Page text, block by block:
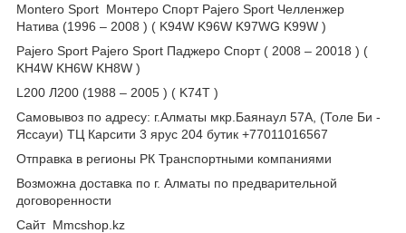
Montero Sport Монтеро Спорт Pajero Sport Челленжер
Натива (1996 – 2008 ) ( K94W K96W K97WG K99W )
Pajero Sport Pajero Sport Паджеро Спорт ( 2008 – 20018 ) (
KH4W KH6W KH8W )
L200 Л200 (1988 – 2005 ) ( K74T )
Самовывоз по адресу: г.Алматы мкр.Баянаул 57А, (Толе Би -
Яссауи) ТЦ Карсити 3 ярус 204 бутик +77011016567
Отправка в регионы РК Транспортными компаниями
Возможна доставка по г. Алматы по предварительной
договоренности
Cайт Mmcshop.kz